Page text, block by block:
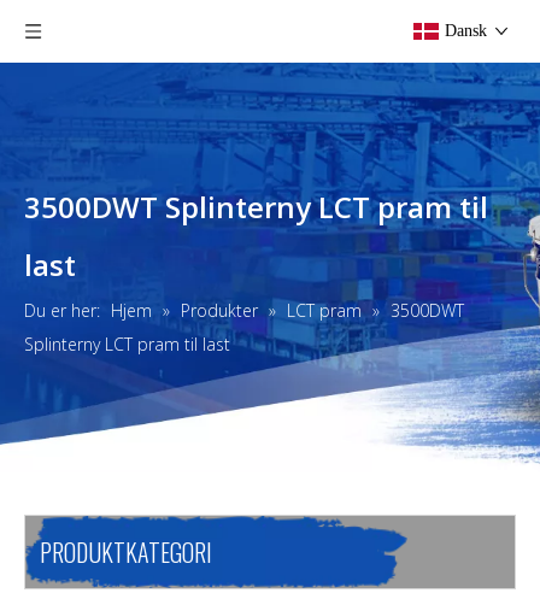
Dansk
3500DWT Splinterny LCT pram til
last
Du er her: Hjem » Produkter » LCT pram » 3500DWT
Splinterny LCT pram til last
PRODUKTKATEGORI